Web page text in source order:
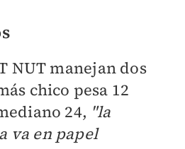
NUT manejan dos
chico pesa 12
24, "la
va en papel